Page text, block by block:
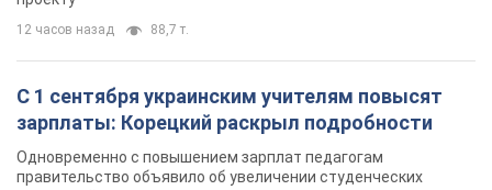
просьбу Зеленского о передаче Украине ракет
для Patriot
ограничены
7 часов назад 2,5 т.